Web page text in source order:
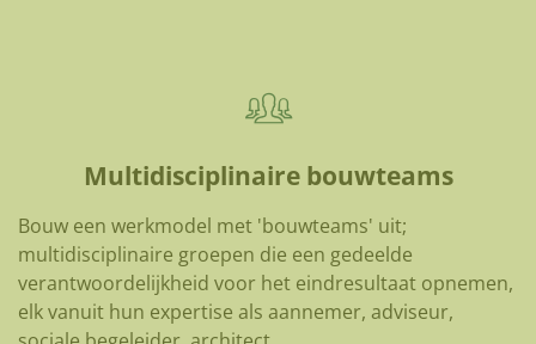
Multidisciplinaire bouwteams
Bouw een werkmodel met 'bouwteams' uit;
multidisciplinaire groepen die een gedeelde
verantwoordelijkheid voor het eindresultaat opnemen,
elk vanuit hun expertise als aannemer, adviseur,